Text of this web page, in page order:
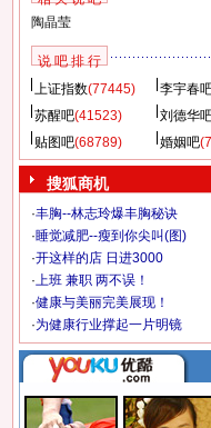
陶晶莹
说 吧 排 行
上证指数(77445) 李宇春
苏醒吧(41523) 刘德华
贴图吧(68789) 婚姻吧
搜狐商机
·丰胸--林志玲爆丰胸秘诀
·睡觉减肥--瘦到你尖叫(图)
·开这样的店 日进3000
·上班 兼职 两不误！
·健康与美丽完美展现！
·为健康行业撑起一片明镜